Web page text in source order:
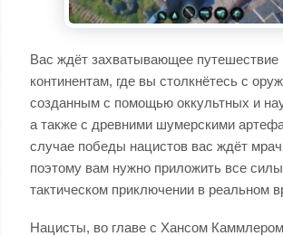
Вас ждёт захватывающее путешествие
континентам, где вы столкнётесь с
созданным с помощью оккультных и
а также с древними шумерскими
случае победы нацистов вас ждёт
поэтому вам нужно приложить все
тактическом приключении в реальном
Нацисты, во главе с Хансом